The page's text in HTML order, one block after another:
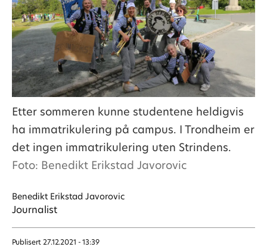
Etter sommeren kunne studentene heldigvis
ha immatrikulering på campus. I Trondheim er
det ingen immatrikulering uten Strindens.
Foto: Benedikt Erikstad Javorovic
Benedikt Erikstad Javorovic
Journalist
Publisert 27.12.2021 - 13:39